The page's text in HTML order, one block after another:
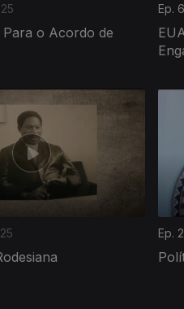
Para o Acordo de
Ep. 6
Ep. 2